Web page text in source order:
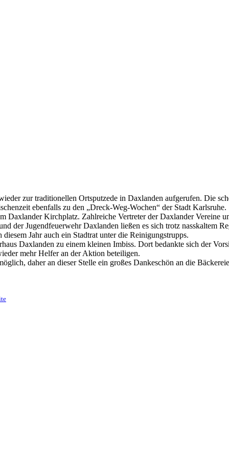
zur traditionellen Ortsputzede in Daxlanden aufgerufen. Die
ebenfalls zu den „Dreck-Weg-Wochen“ der Stadt Karlsruhe.
Daxlander Kirchplatz. Zahlreiche Vertreter der Daxlander Vereine
der Jugendfeuerwehr Daxlanden ließen es sich trotz nasskaltem
Jahr auch ein Stadtrat unter die Reinigungstrupps.
Daxlanden zu einem kleinen Imbiss. Dort bedankte sich der
mehr Helfer an der Aktion beteiligen.
daher an dieser Stelle ein großes Dankeschön an die